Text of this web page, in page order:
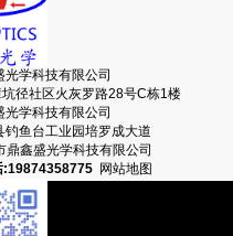
学科技有限公司
径社区火灰罗路28号C栋1楼
学科技有限公司
鱼台工业园培罗成大道
鑫盛光学科技有限公司
:19874358775 网站地图